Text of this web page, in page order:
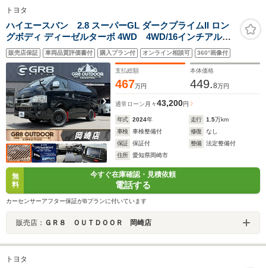
トヨタ
ハイエースバン 2.8 スーパーGL ダークプライムII ロン
グボディ ディーゼルターボ 4WD 4WD/16インチアルミ/
ベッドキット/床張りキット/シートカバー/GRマッドフラ
ップ/パノラミックビューモニター/衝突軽減ブレーキ/LED
ヘッドライト/両側小窓付きスライドドア/キャンピングカ
ー/車中泊
販売店保証 車両品質評価書付 購入プラン付 オンライン相談可 360°画像付
支払総額
467万円
本体価格
449.8万円
通常ローン 月々43,200円
年式 2024年 走行 1.5万km
車検
車検整備付 修復
なし
保証
保証付 整備
法定整備付
住所
愛知県岡崎市
無
料
今すぐ在庫確認・見積依頼
電話する
カーセンサーアフター保証がBプランに付いています
販売店： ＧＲ８ ＯＵＴＤＯＯＲ 岡崎店
トヨタ